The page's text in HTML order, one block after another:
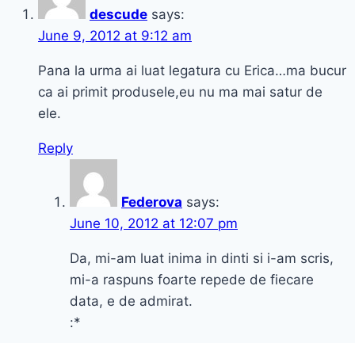
trusa
mea
de
machiaj
descude says:
June 9, 2012 at 9:12 am
Pana la urma ai luat legatura cu Erica…ma bucur
ca ai primit produsele,eu nu ma mai satur de
ele.
Reply
Federova says:
June 10, 2012 at 12:07 pm
Da, mi-am luat inima in dinti si i-am scris,
mi-a raspuns foarte repede de fiecare
data, e de admirat.
:*